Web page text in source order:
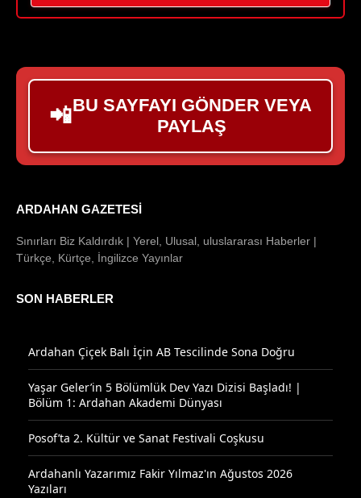
📲BU SAYFAYI GÖNDER VEYA
PAYLAŞ
ARDAHAN GAZETESI
Sınırları Biz Kaldırdık | Yerel, Ulusal, uluslararası Haberler |
Türkçe, Kürtçe, İngilizce Yayınlar
SON HABERLER
Ardahan Çiçek Balı İçin AB Tescilinde Sona Doğru
Yaşar Geler’in 5 Bölümlük Dev Yazı Dizisi Başladı! |
Bölüm 1: Ardahan Akademi Dünyası
Posof’ta 2. Kültür ve Sanat Festivali Coşkusu
Ardahanlı Yazarımız Fakir Yılmaz'ın Ağustos 2026
Yazıları